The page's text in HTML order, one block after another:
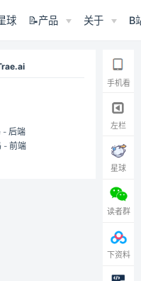
球 📝产品 关于 B
- 后端
- 前端
手机看
左栏
星球
读者群
下资料